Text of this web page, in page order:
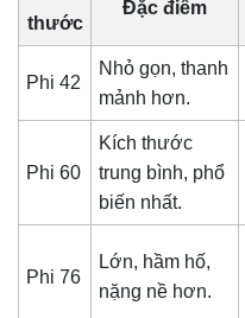
thước
Đặc điểm
Phi 42
Nhỏ gọn, thanh
mảnh hơn.
Phi 60
Kích thước
trung bình, phổ
biến nhất.
Phi 76
Lớn, hầm hố,
nặng nề hơn.